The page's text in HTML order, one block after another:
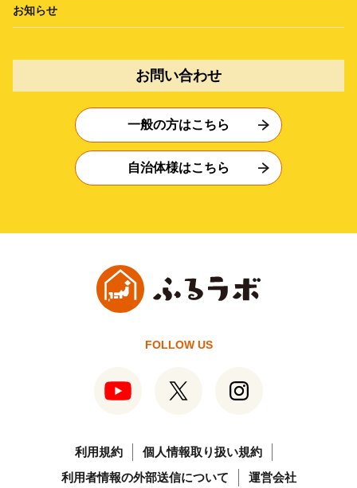
お知らせ
お問い合わせ
一般の方はこちら
自治体様はこちら
FOLLOW US
利用規約
個人情報取り扱い規約
利用者情報の外部送信について
運営会社